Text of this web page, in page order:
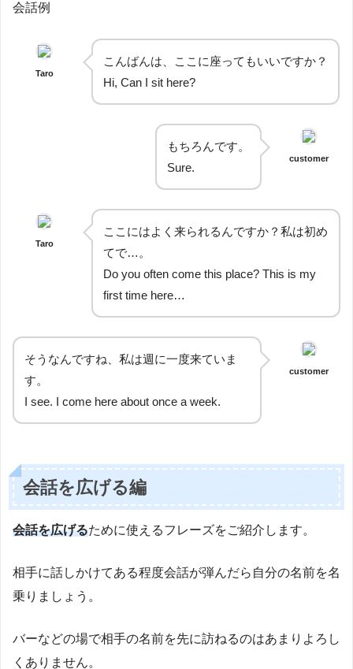
会話例
Taro
こんばんは、ここに座ってもいいですか？
Hi, Can I sit here?
もちろんです。
Sure.
customer
Taro
ここにはよく来られるんですか？私は初め
てで…。
Do you often come this place? This is my
first time here…
そうなんですね、私は週に一度来ていま
す。
I see. I come here about once a week.
customer
会話を広げる編
会話を広げるために使えるフレーズをご紹介します。
相手に話しかけてある程度会話が弾んだら自分の名前を名
乗りましょう。
バーなどの場で相手の名前を先に訪ねるのはあまりよろし
くありません。